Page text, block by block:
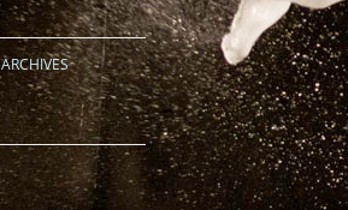
ARCHIVES